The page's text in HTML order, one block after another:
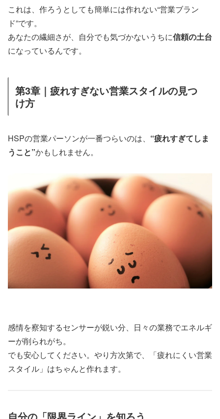
これは、作ろうとしても簡単には作れない“営業ブラン
ド”です。
あなたの繊細さが、自分でも気づかないうちに信頼の土台
になっているんです。
第3章｜疲れすぎない営業スタイルの見つ
け方
HSPの営業パーソンが一番つらいのは、 “疲れすぎてしま
うこと”かもしれません。
感情を察知するセンサーが鋭い分、日々の業務でエネルギ
ーが削られがち。
でも安心してください。やり方次第で、「疲れにくい営業
スタイル」はちゃんと作れます。
自分の「限界ライン」を知ろう